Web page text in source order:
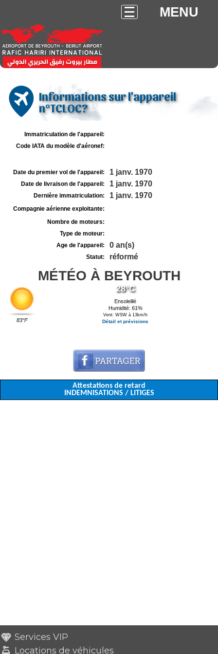
MENU
Informations sur l'appareil
n°TCLOC?
Immatriculation de l'appareil:
Code IATA du modèle d'aéronef:
Date du premier vol de l'appareil: 1 janv. 1970
Date de livraison de l'appareil: 1 janv. 1970
Dernière immatriculation: 1 janv. 1970
Compagnie aérienne exploitante:
Nombre de moteurs:
Type de moteur:
Age de l'appareil:
0 an(s)
Statut: réformé
MÉTÉO À BEYROUTH
83°F
28°C
Ensoleillé
Humidité: 61%
Vent: WSW à 13km/h
Détail et prévisions
Attestations de retard
INDEMNISATIONS / LITIGES
Services VIP
Locations de véhicules